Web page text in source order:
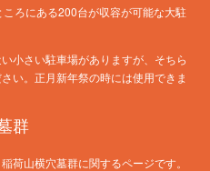
ろにある200台が収容が可能な大駐
小さい駐車場がありますが、そちら
い。正月新年祭の時には使用できま
群
荷山横穴墓群に関するページです。